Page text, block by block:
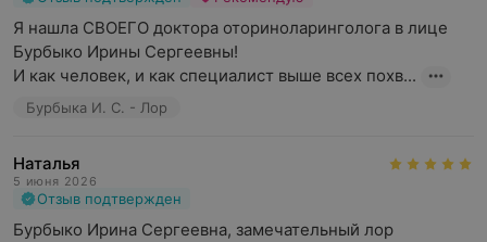
Я нашла СВОЕГО доктора оториноларинголога в лице
Бурбыко Ирины Сергеевны!
И как человек, и как специалист выше всех похв...
Бурбыка И. С. - Лор
Наталья
5 июня 2026
Отзыв подтвержден
Бурбыко Ирина Сергеевна, замечательный лор